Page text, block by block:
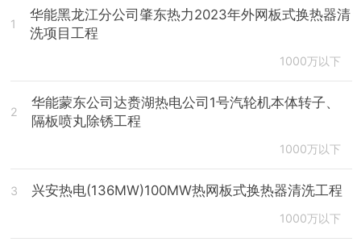
1
华能黑龙江分公司肇东热力2023年外网板式换热器清
洗项目工程
1000万以下
2
华能蒙东公司达赉湖热电公司1号汽轮机本体转子、
隔板喷丸除锈工程
1000万以下
3 兴安热电(136MW)100MW热网板式换热器清洗工程
1000万以下